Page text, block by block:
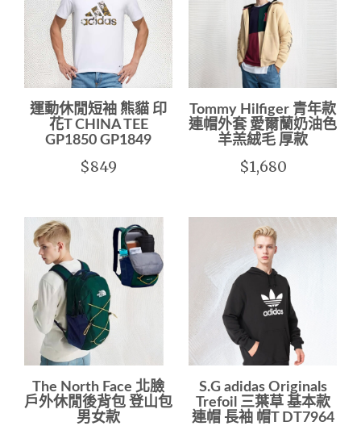
運動休閒短袖 熊貓 印
花T CHINA TEE
GP1850 GP1849
$849
Tommy Hilfiger 青年款
連帽外套 愛爾蘭奶油色
羊羔絨毛 厚款
$1,680
The North Face 北臉
戶外休閒後背包 登山包
男女款
S.G adidas Originals
Trefoil 三葉草 基本款
連帽 長袖 帽T DT7964